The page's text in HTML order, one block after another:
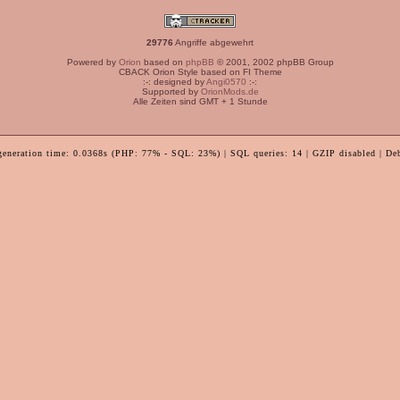
29776 Angriffe abgewehrt
Powered by Orion based on phpBB © 2001, 2002 phpBB Group
CBACK Orion Style based on FI Theme
:-: designed byAngi0570 :-:
Supported by OrionMods.de
Alle Zeiten sind GMT + 1 Stunde
time: 0.0368s (PHP: 77% - SQL: 23%) | SQL queries: 14 | GZIP disabled |